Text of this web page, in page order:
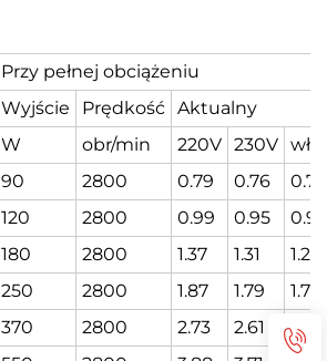
Przy pełnej obciążeniu
Wyjście
Prędkość Aktualny
W
obr/min 220V 230V
90 2800 0.79 0.76
0.73
120 2800 0.99 0.95
0.91
180 2800 1.37 1.31
1.25
250 2800 1.87 1.79
1.72
370 2800 2.73 2.61
2.50